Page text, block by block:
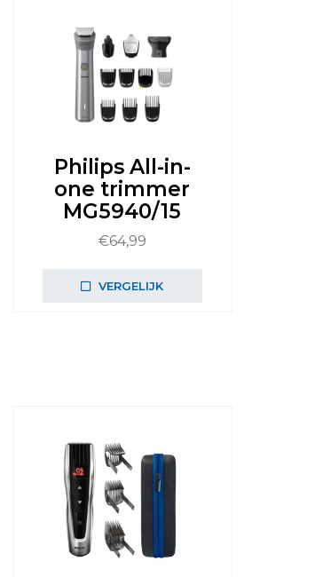
Philips All-in-
one trimmer
MG5940/15
€64,99
VERGELIJK